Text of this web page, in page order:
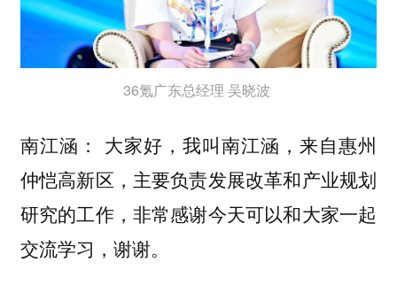
36氪广东总经理 吴晓波
南江涵：
大家好，我叫南江涵，来自惠州
仲恺高新区，主要负责发展改革和产业规划
研究的工作，非常感谢今天可以和大家一起
交流学习，谢谢。